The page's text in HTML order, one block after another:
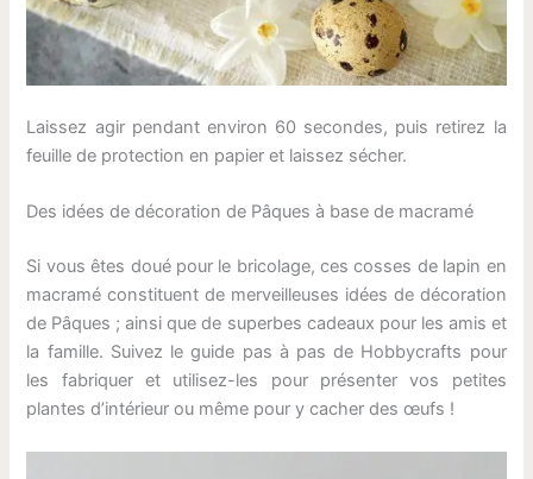
Laissez agir pendant environ 60 secondes, puis retirez la
feuille de protection en papier et laissez sécher.
Des idées de décoration de Pâques à base de macramé
Si vous êtes doué pour le bricolage, ces cosses de lapin en
macramé constituent de merveilleuses idées de décoration
de Pâques ; ainsi que de superbes cadeaux pour les amis et
la famille. Suivez le guide pas à pas de Hobbycrafts pour
les fabriquer et utilisez-les pour présenter vos petites
plantes d’intérieur ou même pour y cacher des œufs !